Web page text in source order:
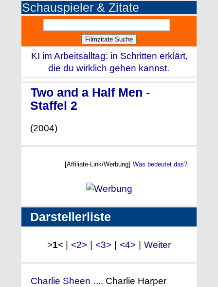
Schauspieler & Zitate
KI im Arbeitsalltag: in Schritten erklärt,
die du wirklich gehen kannst.
Two and a Half Men -
Staffel 2
(2004)
[Affiliate-Link/Werbung] Was bedeutet das?
Darstellerliste
>1< | <2> <3> <4> Weiter
Charlie Sheen .... Charlie Harper